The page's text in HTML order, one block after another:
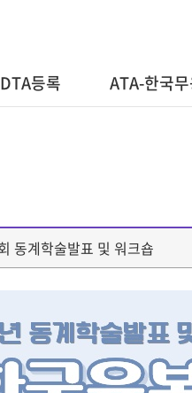
등록 ATA-한국
동계학술발표 및 워크숍